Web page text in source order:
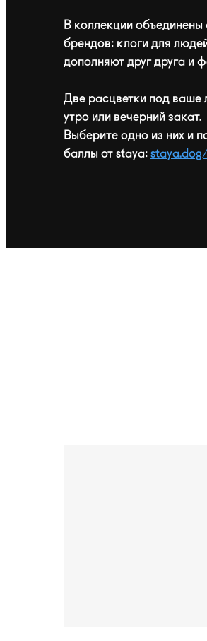
В коллекции
брендов: клоги для
дополняют друг друга и
Две расцветки под ваше
утро или вечерний закат.
Выберите одно из них и
баллы от staya: